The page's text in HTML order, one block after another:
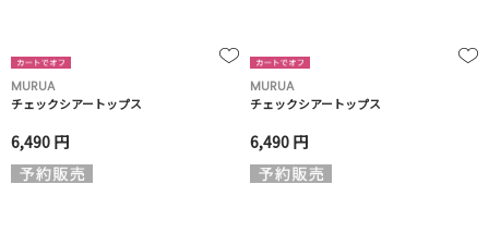
MURUA
チェックシアートップス
6,490 円
MURUA
チェックシアートップス
6,490 円